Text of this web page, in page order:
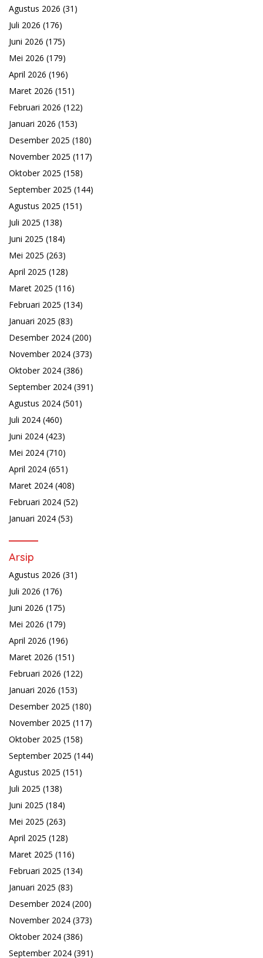
Agustus 2026 (31)
Juli 2026 (176)
Juni 2026 (175)
Mei 2026 (179)
April 2026 (196)
Maret 2026 (151)
Februari 2026 (122)
Januari 2026 (153)
Desember 2025 (180)
November 2025 (117)
Oktober 2025 (158)
September 2025 (144)
Agustus 2025 (151)
Juli 2025 (138)
Juni 2025 (184)
Mei 2025 (263)
April 2025 (128)
Maret 2025 (116)
Februari 2025 (134)
Januari 2025 (83)
Desember 2024 (200)
November 2024 (373)
Oktober 2024 (386)
September 2024 (391)
Agustus 2024 (501)
Juli 2024 (460)
Juni 2024 (423)
Mei 2024 (710)
April 2024 (651)
Maret 2024 (408)
Februari 2024 (52)
Januari 2024 (53)
Arsip
Agustus 2026 (31)
Juli 2026 (176)
Juni 2026 (175)
Mei 2026 (179)
April 2026 (196)
Maret 2026 (151)
Februari 2026 (122)
Januari 2026 (153)
Desember 2025 (180)
November 2025 (117)
Oktober 2025 (158)
September 2025 (144)
Agustus 2025 (151)
Juli 2025 (138)
Juni 2025 (184)
Mei 2025 (263)
April 2025 (128)
Maret 2025 (116)
Februari 2025 (134)
Januari 2025 (83)
Desember 2024 (200)
November 2024 (373)
Oktober 2024 (386)
September 2024 (391)